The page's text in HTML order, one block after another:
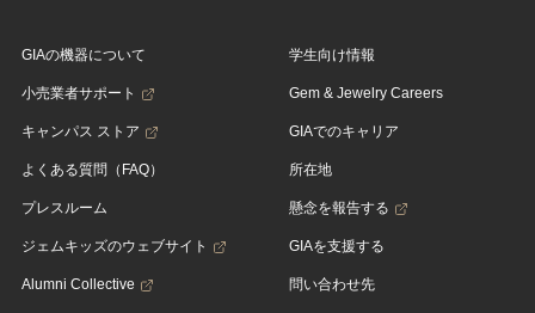
GIAの機器について
小売業者サポート
キャンパス ストア
よくある質問（FAQ）
プレスルーム
ジェムキッズのウェブサイト
Alumni Collective
学生向け情報
Gem & Jewelry Careers
GIAでのキャリア
所在地
懸念を報告する
GIAを支援する
問い合わせ先